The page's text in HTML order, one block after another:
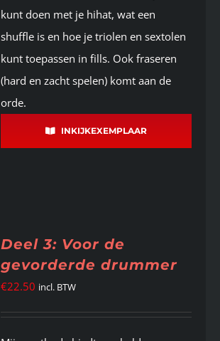
kunt doen met je hihat, wat een
shuffle is en hoe je triolen en sextolen
kunt toepassen in fills. Ook fraseren
(hard en zacht spelen) komt aan de
orde.
INKIJKEXEMPLAAR
Deel 3: Voor de
gevorderde drummer
€22.50 incl. BTW